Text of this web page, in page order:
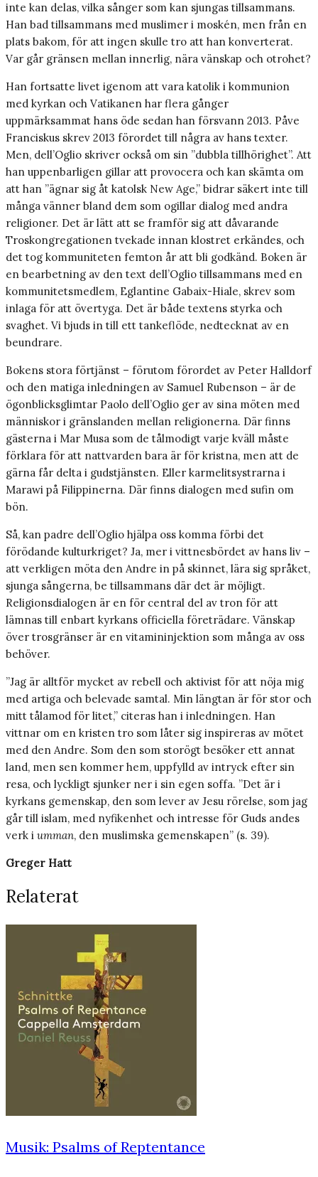
inte kan delas, vilka sånger som kan sjungas tillsammans.
Han bad tillsammans med muslimer i moskén, men från en
plats bakom, för att ingen skulle tro att han konverterat.
Var går gränsen mellan innerlig, nära vänskap och otrohet?
Han fortsatte livet igenom att vara katolik i kommunion
med kyrkan och Vatikanen har flera gånger
uppmärksammat hans öde sedan han försvann 2013. Påve
Franciskus skrev 2013 förordet till några av hans texter.
Men, dell’Oglio skriver också om sin ”dubbla tillhörighet”. Att
han uppenbarligen gillar att provocera och kan skämta om
att han ”ägnar sig åt katolsk New Age,” bidrar säkert inte till
många vänner bland dem som ogillar dialog med andra
religioner. Det är lätt att se framför sig att dåvarande
Troskongregationen tvekade innan klostret erkändes, och
det tog kommuniteten femton år att bli godkänd. Boken är
en bearbetning av den text dell’Oglio tillsammans med en
kommunitetsmedlem, Eglantine Gabaix-Hiale, skrev som
inlaga för att övertyga. Det är både textens styrka och
svaghet. Vi bjuds in till ett tankeflöde, nedtecknat av en
beundrare.
Bokens stora förtjänst – förutom förordet av Peter Halldorf
och den matiga inledningen av Samuel Rubenson – är de
ögonblicksglimtar Paolo dell’Oglio ger av sina möten med
människor i gränslanden mellan religionerna. Där finns
gästerna i Mar Musa som de tålmodigt varje kväll måste
förklara för att nattvarden bara är för kristna, men att de
gärna får delta i gudstjänsten. Eller karmelitsystrarna i
Marawi på Filippinerna. Där finns dialogen med sufin om
bön.
Så, kan padre dell’Oglio hjälpa oss komma förbi det
förödande kulturkriget? Ja, mer i vittnesbördet av hans liv –
att verkligen möta den Andre in på skinnet, lära sig språket,
sjunga sångerna, be tillsammans där det är möjligt.
Religionsdialogen är en för central del av tron för att
lämnas till enbart kyrkans officiella företrädare. Vänskap
över trosgränser är en vitamininjektion som många av oss
behöver.
”Jag är alltför mycket av rebell och aktivist för att nöja mig
med artiga och belevade samtal. Min längtan är för stor och
mitt tålamod för litet,” citeras han i inledningen. Han
vittnar om en kristen tro som låter sig inspireras av mötet
med den Andre. Som den som storögt besöker ett annat
land, men sen kommer hem, uppfylld av intryck efter sin
resa, och lyckligt sjunker ner i sin egen soffa. ”Det är i
kyrkans gemenskap, den som lever av Jesu rörelse, som jag
går till islam, med nyfikenhet och intresse för Guds andes
verk i umman, den muslimska gemenskapen” (s. 39).
Greger Hatt
Relaterat
Musik: Psalms of Reptentance